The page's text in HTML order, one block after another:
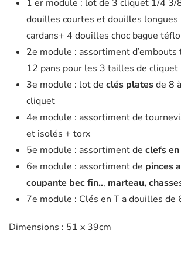
1 er module : lot de 3 cliquet 1/4 3/
douilles courtes et douilles
cardans+ 4 douilles choc bague
2e module : assortiment
12 pans pour les 3 tailles de cliquet
3e module : lot de clés platesde 8
cliquet
4e module : assortiment de
et isolés + torx
5e module : assortiment de clefs
6e module : assortiment de pinces
coupante bec fin.., marteau,
7e module : Clés en T a douilles de
Dimensions : 51 x 39cm